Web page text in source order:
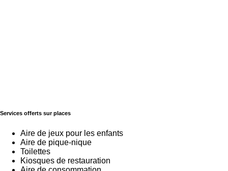
Services offerts sur places
Aire de jeux pour les enfants
Aire de pique-nique
Toilettes
Kiosques de restauration